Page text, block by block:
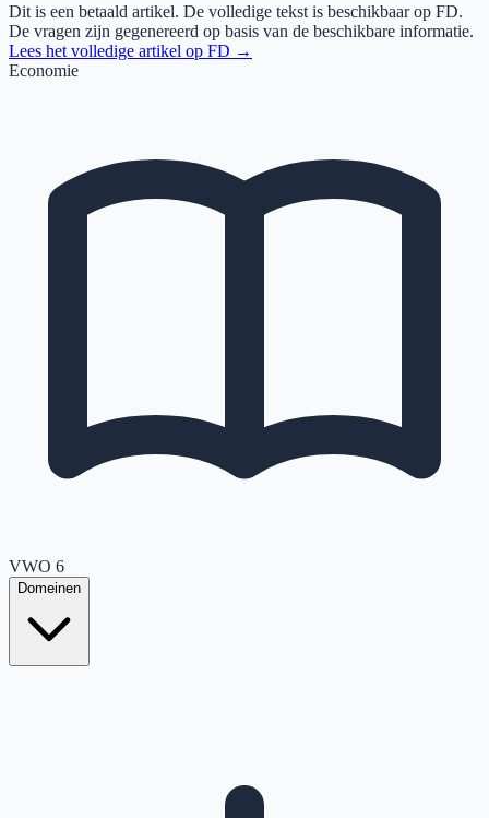
Dit is een betaald artikel. De volledige tekst is beschikbaar op FD.
De vragen zijn gegenereerd op basis van de beschikbare informatie.
Lees het volledige artikel op FD →
Economie
VWO 6
Domeinen